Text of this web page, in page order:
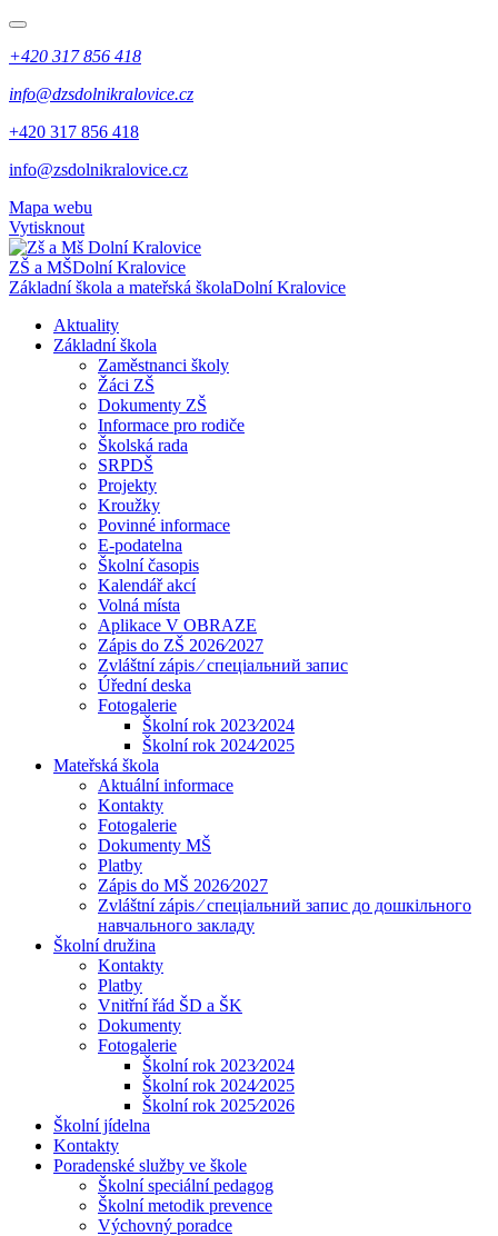
+420 317 856 418
info@dzsdolnikralovice.cz
+420 317 856 418
info@zsdolnikralovice.cz
Mapa webu
Vytisknout
ZŠ a MŠDolní Kralovice
Základní škola a mateřská školaDolní Kralovice
Aktuality
Základní škola
Zaměstnanci školy
Žáci ZŠ
Dokumenty ZŠ
Informace pro rodiče
Školská rada
SRPDŠ
Projekty
Kroužky
Povinné informace
E-podatelna
Školní časopis
Kalendář akcí
Volná místa
Aplikace V OBRAZE
Zápis do ZŠ 2026⁄2027
Zvláštní zápis ⁄ спеціальний запис
Úřední deska
Fotogalerie
Školní rok 2023⁄2024
Školní rok 2024⁄2025
Mateřská škola
Aktuální informace
Kontakty
Fotogalerie
Dokumenty MŠ
Platby
Zápis do MŠ 2026⁄2027
Zvláštní zápis ⁄ спеціальний запис до дошкільного
навчального закладу
Školní družina
Kontakty
Platby
Vnitřní řád ŠD a ŠK
Dokumenty
Fotogalerie
Školní rok 2023⁄2024
Školní rok 2024⁄2025
Školní rok 2025⁄2026
Školní jídelna
Kontakty
Poradenské služby ve škole
Školní speciální pedagog
Školní metodik prevence
Výchovný poradce